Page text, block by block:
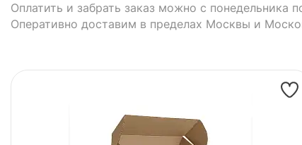
Оплатить и забрать заказ можно с понедельника
Оперативно доставим в пределах Москвы и